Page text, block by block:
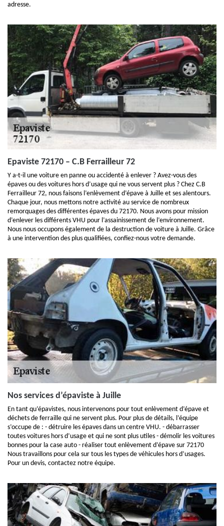
adresse.
Epaviste 72170 – C.B Ferrailleur 72
Y a-t-il une voiture en panne ou accidenté à enlever ? Avez-vous des
épaves ou des voitures hors d’usage qui ne vous servent plus ? Chez C.B
Ferrailleur 72, nous faisons l’enlèvement d’épave à Juille et ses alentours.
Chaque jour, nous mettons notre activité au service de nombreux
remorquages des différentes épaves du 72170. Nous avons pour mission
d’enlever les différents VHU pour l’assainissement de l’environnement.
Nous nous occupons également de la destruction de voiture à Juille. Grâce
à une intervention des plus qualifiées, confiez-nous votre demande.
Nos services d’épaviste à Juille
En tant qu’épavistes, nous intervenons pour tout enlèvement d’épave et
déchets de ferraille qui ne servent plus. Pour plus de détails, l’équipe
s’occupe de : - détruire les épaves dans un centre VHU. - débarrasser
toutes voitures hors d’usage et qui ne sont plus utiles - démolir les voitures
bonnes pour la case auto - réaliser tout enlèvement d’épave sur 72170
Nous travaillons pour cela sur tous les types de véhicules hors d’usages.
Pour un devis, contactez notre équipe.